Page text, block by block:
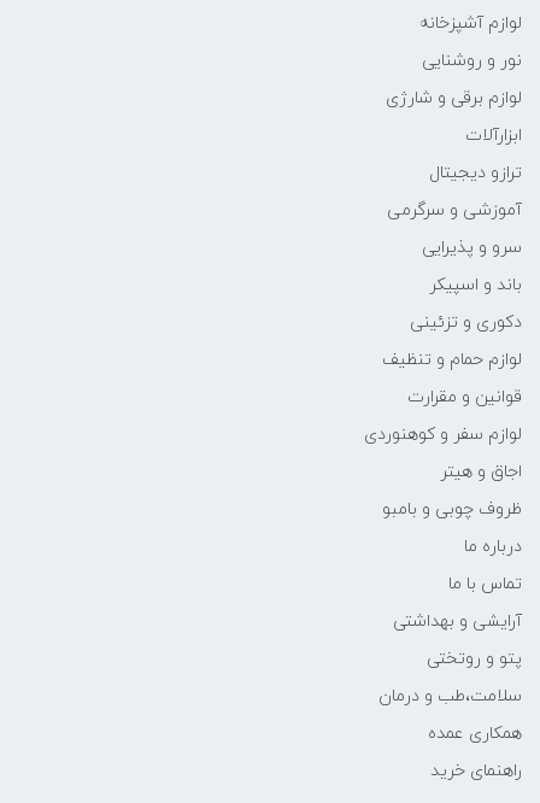
لوازم آشپزخانه
نور و روشنایی
لوازم برقی و شارژی
ابزارآلات
ترازو دیجیتال
آموزشی و سرگرمی
سرو و پذیرایی
باند و اسپیکر
دکوری و تزئینی
لوازم حمام و تنظیف
قوانین و مقرارت
لوازم سفر و کوهنوردی
اجاق و هیتر
ظروف چوبی و بامبو
درباره ما
تماس با ما
آرایشی و بهداشتی
پتو و روتختی
سلامت،طب و درمان
همکاری عمده
راهنمای خرید